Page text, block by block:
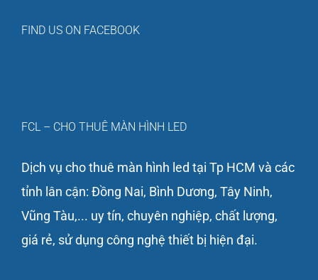
FIND US ON FACEBOOK
FCL – CHO THUÊ MÀN HÌNH LED
Dịch vụ cho thuê màn hình led tại Tp HCM và các
tỉnh lân cận: Đồng Nai, Bình Dương, Tây Ninh,
Vũng Tàu,... uy tín, chuyên nghiệp, chất lượng,
giá rẻ, sử dụng công nghệ thiết bị hiện đại.